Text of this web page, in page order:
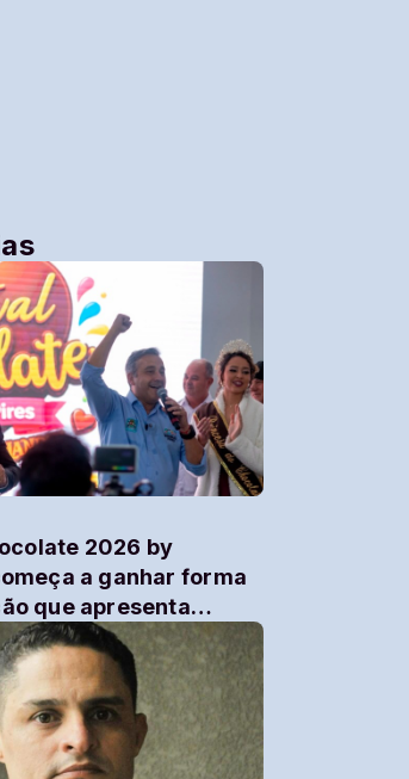
2026 by
a ganhar forma
que apresenta
ediçã...